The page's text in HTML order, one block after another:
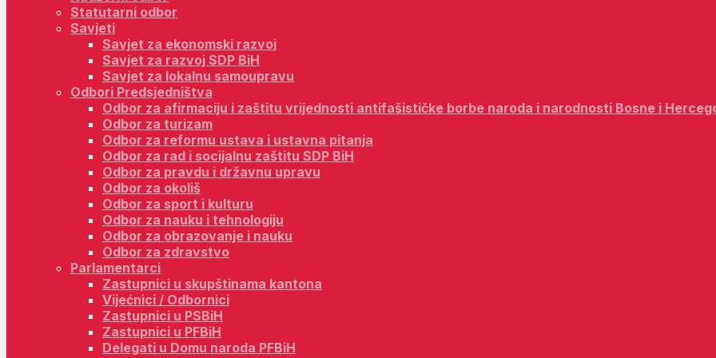
Statutarni odbor
Savjeti
Savjet za ekonomski razvoj
Savjet za razvoj SDP BiH
Savjet za lokalnu samoupravu
Odbori Predsjedništva
Odbor za afirmaciju i zaštitu vrijednosti antifašističke borbe naroda i narodnosti Bosne i
Odbor za turizam
Odbor za reformu ustava i ustavna pitanja
Odbor za rad i socijalnu zaštitu SDP BiH
Odbor za pravdu i državnu upravu
Odbor za okoliš
Odbor za sport i kulturu
Odbor za nauku i tehnologiju
Odbor za obrazovanje i nauku
Odbor za zdravstvo
Parlamentarci
Zastupnici u skupštinama kantona
Vijećnici / Odbornici
Zastupnici u PSBiH
Zastupnici u PFBiH
Delegati u Domu naroda PFBiH